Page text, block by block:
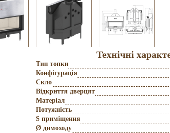
Технічні
Тип топки
Конфігурація
Скло
Відкриття дверцят
Матеріал
Потужність
S приміщення
Ø димоходу